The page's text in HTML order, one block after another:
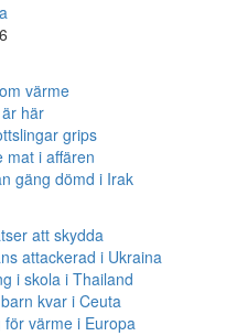
värme
här
grips
mat i affären
gäng dömd i Irak
att skydda
attackerad i Ukraina
i skola i Thailand
kvar i Ceuta
för värme i Europa